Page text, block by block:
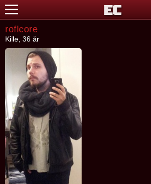
roflcore
Kille, 36 år